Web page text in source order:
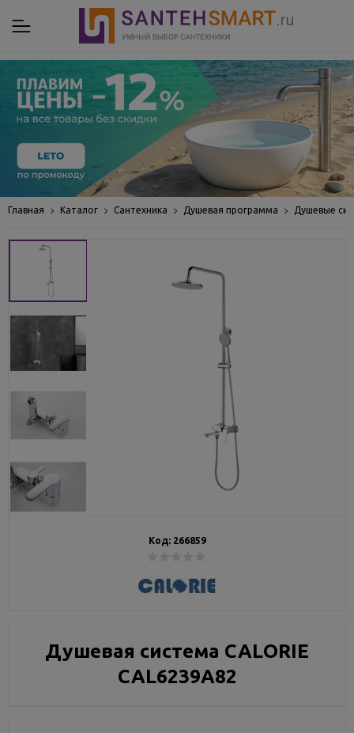
Главная Каталог Сантехника Душевая программа Душевые
Код: 266859
Душевая система CALORIE
CAL6239A82